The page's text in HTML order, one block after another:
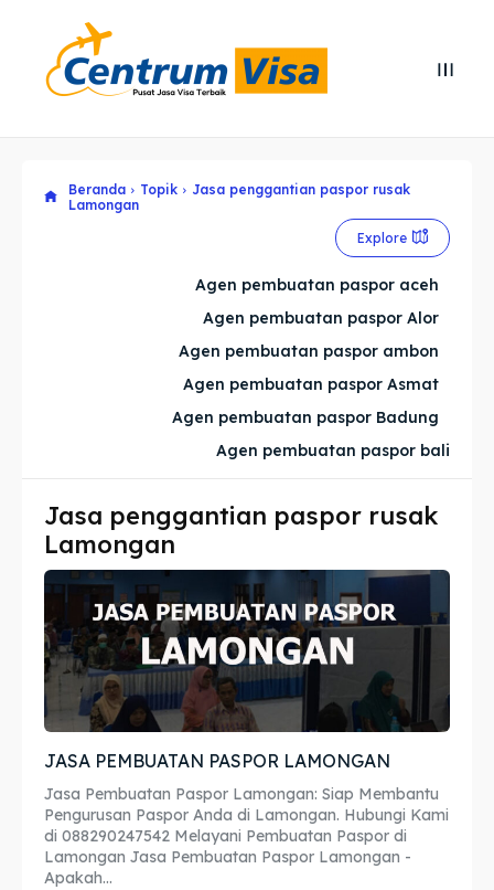
Explore our destinations
Imta
Legalisir
Apostille
Penerjemah
Asuransi
Explore our destinations
Imta
Legalisir
Apostille
Penerjemah
Asuransi
Beranda Topik
Jasa penggantian paspor rusak
Lamongan
Explore
Agen pembuatan paspor aceh
Agen pembuatan paspor Alor
Agen pembuatan paspor ambon
Agen pembuatan paspor Asmat
Agen pembuatan paspor Badung
Agen pembuatan paspor bali
Jasa penggantian paspor rusak
Lamongan
JASA PEMBUATAN PASPOR LAMONGAN
Jasa Pembuatan Paspor Lamongan: Siap Membantu
Pengurusan Paspor Anda di Lamongan. Hubungi Kami
di 088290247542 Melayani Pembuatan Paspor di
Lamongan Jasa Pembuatan Paspor Lamongan -
Apakah...